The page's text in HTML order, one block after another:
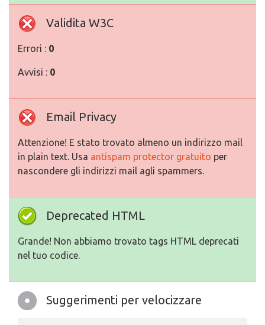
Validita W3C
Errori : 0
Avvisi : 0
Email Privacy
Attenzione! E stato trovato almeno un indirizzo mail
in plain text. Usa antispam protector gratuito per
nascondere gli indirizzi mail agli spammers.
Deprecated HTML
Grande! Non abbiamo trovato tags HTML deprecati
nel tuo codice.
Suggerimenti per velocizzare